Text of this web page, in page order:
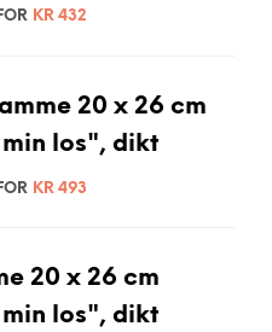
KR432
20 x 26 cm
los", dikt
KR 493
20 x 26 cm
los", dikt